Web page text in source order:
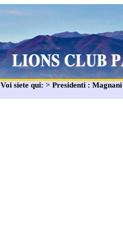
Voi siete qui: > Presidenti : Magnani